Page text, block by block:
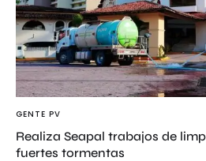
GENTE PV
Realiza Seapal trabajos de
fuertes tormentas